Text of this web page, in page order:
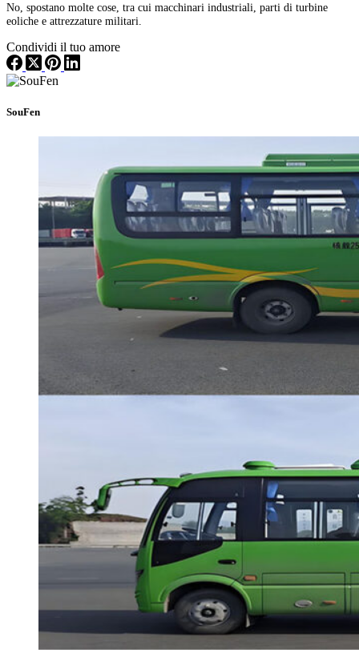
No, spostano molte cose, tra cui macchinari industriali, parti di turbine
eoliche e attrezzature militari.
Condividi il tuo amore
SouFen